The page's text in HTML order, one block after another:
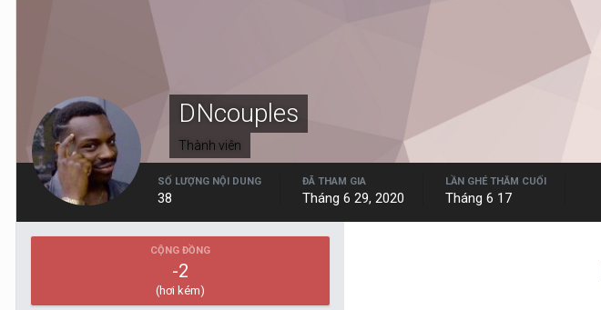
DNcouples
Thành viên
SỐ LƯỢNG NỘI DUNG
38
ĐÃ THAM GIA
Tháng 6 29, 2020
LẦN GHÉ THĂM CUỐI
Tháng 6 17
CỘNG ĐỒNG
-2
(hơi kém)